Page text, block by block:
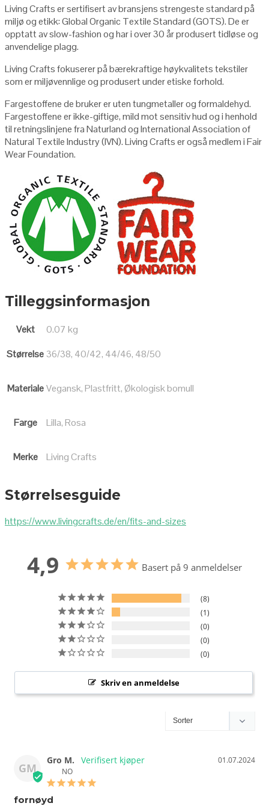
Living Crafts er sertifisert av bransjens strengeste standard på
miljø og etikk: Global Organic Textile Standard (GOTS). De er
opptatt av slow-fashion og har i over 30 år produsert tidløse og
anvendelige plagg.
Living Crafts fokuserer på bærekraftige høykvalitets tekstiler
som er miljøvennlige og produsert under etiske forhold.
Fargestoffene de bruker er uten tungmetaller og formaldehyd.
Fargestoffene er ikke-giftige, mild mot sensitiv hud og i henhold
til retningslinjene fra Naturland og International Association of
Natural Textile Industry (IVN). Living Crafts er også medlem i Fair
Wear Foundation.
Tilleggsinformasjon
Vekt
0.07 kg
Størrelse 36/38, 40/42, 44/46, 48/50
Materiale Vegansk, Plastfritt, Økologisk bomull
Farge Lilla, Rosa
Merke Living Crafts
Størrelsesguide
https://www.livingcrafts.de/en/fits-and-sizes
4,9 Basert på 9 anmeldelser
8
1
0
0
0
Skriv en anmeldelse
GM
01.07.2024
Gro M.
NO
fornøyd